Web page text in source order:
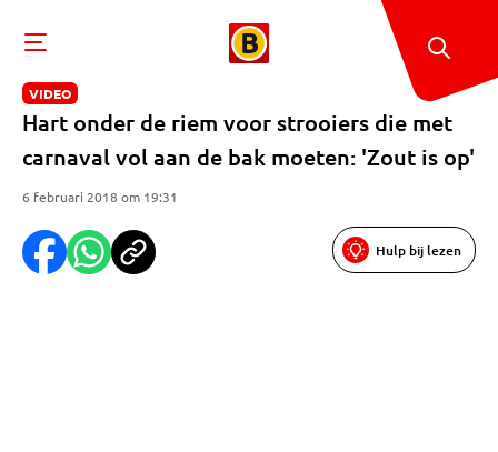
VIDEO
Hart onder de riem voor strooiers die met
carnaval vol aan de bak moeten: 'Zout is op'
6 februari 2018 om 19:31
Hulp bij lezen